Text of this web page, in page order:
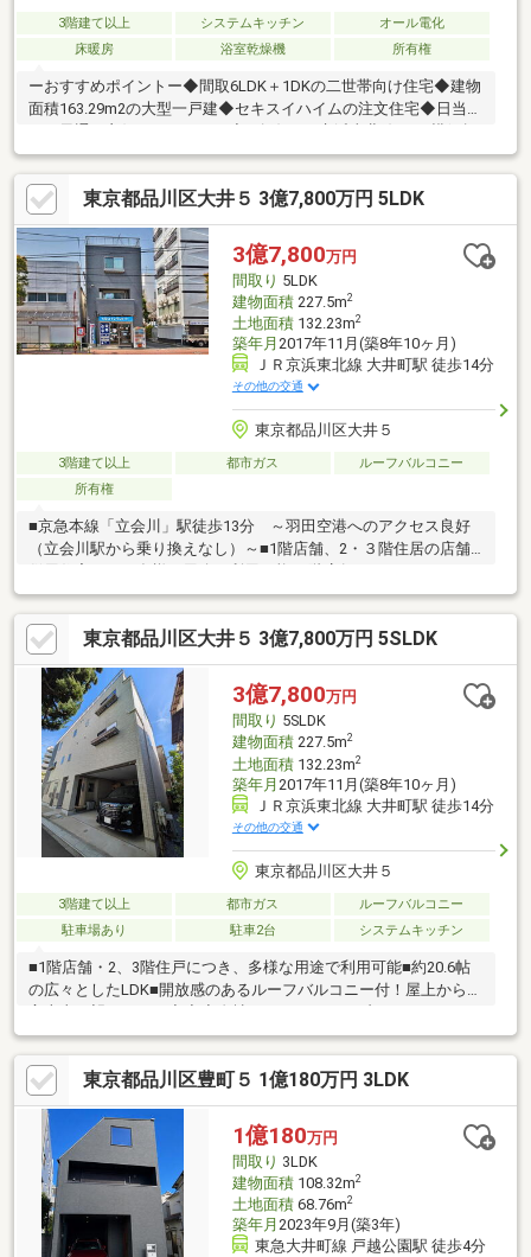
3階建て以上 システムキッチン
オール電化
床暖房
浴室乾燥機 所有権
ーおすすめポイントー◆間取6LDK＋1DKの二世帯向け住宅◆建物
面積163.29m2の大型一戸建◆セキスイハイムの注文住宅◆日当た
線・湘南新宿ライン、りんかい線、京急線、東急大井町線）利用
可◆大森駅、大井町駅、西大井駅、立会川駅徒歩圏ー周辺環境ー
◆スーパー トップパルケ鹿島店まで徒歩1分（75m）◆まいば
すけっと大井6丁目店まで徒歩1分（55m)◆大井第一小学校まで徒
歩2分（120m)◆伊藤学園まで徒歩9分（670m）
東京都品川区大井５ 3億7,800万円 5LDK
3億7,800万円
間取り 5LDK
建物面積227.5m2
土地面積132.23m2
築年月 2017年11月(築8年10ヶ月)
ＪＲ京浜東北線 大井町駅 徒歩14分
その他の交通
東京都品川区大井５
3階建て以上 都市ガス
ルーフバルコニー
所有権
■京急本線「立会川」駅徒歩13分 ～羽田空港へのアクセス良好
（立会川駅から乗り換えなし）～■1階店舗、2・３階住居の店舗
ー）賃貸中 2026年4月16日現在■現況月額賃料２０９，０００円
■カースペース2台分（車種制限あり）■前面道路も広く、陽当
り・通風良好です。前面公道：幅員約15ｍ（歩道含む）■屋上か
らは富士山を望めます（天候による）※建物面積には車庫２６．
０８㎡含む※一部コインランドリーとして委託（賃料２０９，０
００円）※賃料収入は将来にわたって確実に得られることを保証
するものではありません
東京都品川区大井５ 3億7,800万円 5SLDK
3億7,800万円
間取り 5SLDK
建物面積227.5m2
土地面積132.23m2
築年月 2017年11月(築8年10ヶ月)
ＪＲ京浜東北線 大井町駅 徒歩14分
その他の交通
東京都品川区大井５
3階建て以上 都市ガス
ルーフバルコニー
駐車場あり
駐車2台 システムキッチン
■1階店舗・2、3階住戸につき、多様な用途で利用可能■約20.6帖
の広々としたLDK■開放感のあるルーフバルコニー付！屋上からは
studioの設計施工も承ります◆◆◆URL：
https://www.balleggs.com/□□□バレッグスの特徴□□□東急沿線を
中心に、城南エリアに特化した10店舗展開！！創業から30年を経
て売買仲介・不動産仕入・賃貸仲介・賃貸管理・リノベーショ
ン・設計・施工と多角的に展開しております。城南エリアの不動
産オーナー様と長いお付き合いをして得られた情報を惜しみなく
提供しております。
東京都品川区豊町５ 1億180万円 3LDK
1億180万円
間取り 3LDK
建物面積108.32m2
土地面積68.76m2
築年月 2023年9月(築3年)
東急大井町線 戸越公園駅 徒歩4分